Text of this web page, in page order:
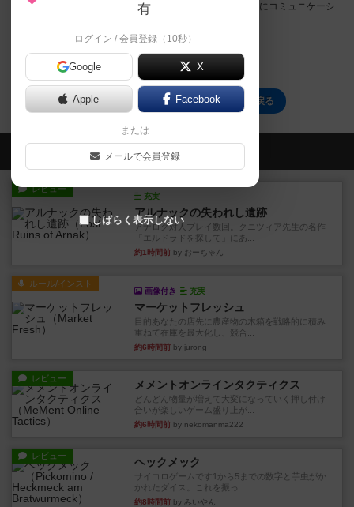
アルでは判断し辛い曖昧な表記等について会員同士で自由にコミュニケーシ
ログイン/無料会員登録
オルレアン：侵略（拡張）のトップに戻る
会員の新しい投稿
レビュー
充実
アルナックの失われし遺跡
アナログ対人プレイ数回。クニツィア先生の名作
「エルドラドを探して」にあ...
約1時間前 by おーちゃん
ルール/インスト
画像付き 充実
マーケットフレッシュ
目的あなたの店先に農産物の木箱を戦略的に積み
重ねて在庫を最大化し、競合...
約6時間前 by jurong
レビュー メメントオンラインタクティクス
どんどん物量が増えて大変になっていく押し付け
合いが楽しいゲーム盛り上が...
約6時間前 by nekomanma222
レビュー ヘックメック
サイコロゲームです1から5までの数字と芋虫がか
かれたダイス。これを振っ...
約8時間前 by みいやん
有
ログイン / 会員登録（10秒）
Google X
Apple Facebook
または
メールで会員登録
しばらく表示しない